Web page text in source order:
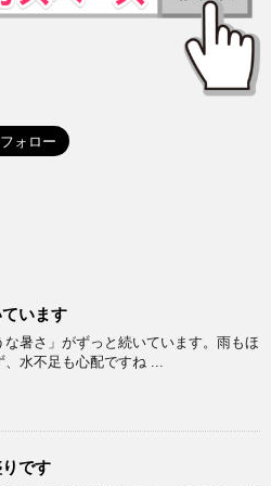
います
な暑さ」がずっと続いています。雨もほ
、水不足も心配ですね ...
です